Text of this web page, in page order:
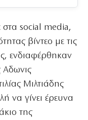
social media,
βίντεο με τις
ενδιαφέρθηκαν
Αδωνις
Μιλτιάδης
να γίνει έρευνα
της